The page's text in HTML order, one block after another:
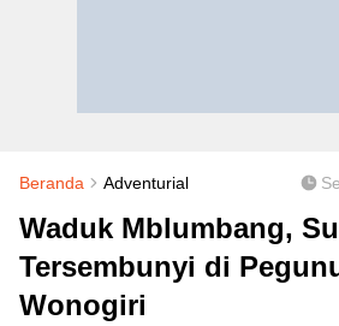
Beranda Adventurial
Waduk Mblumbang,
Tersembunyi di
Wonogiri